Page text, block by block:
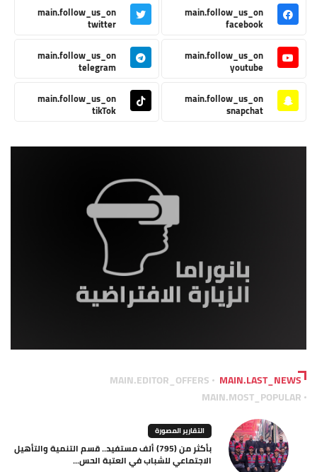
main.follow_us_on
facebook
main.follow_us_on
twitter
main.follow_us_on
youtube
main.follow_us_on
telegram
main.follow_us_on
snapchat
main.follow_us_on
tikTok
MAIN.LAST_NEWS
MAIN.EDITOR_OFFERS
MAIN.MOST_POPULAR
التقارير المصورة
بأكثر من (795) ألف مستفيد.. قسم التنمية والتأهيل
الاجتماعي للشباب في العتبة الحس...